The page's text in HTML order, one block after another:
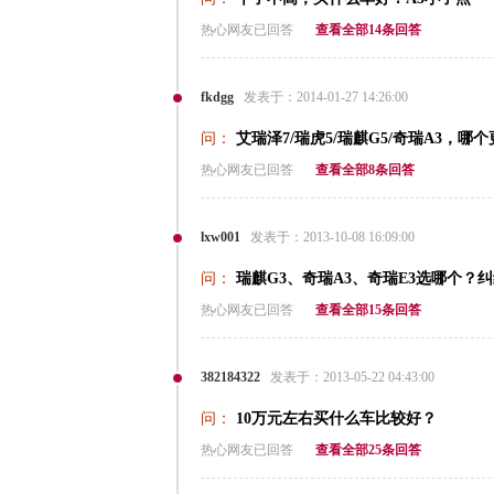
热心网友已回答 查看全部14条回答
fkdgg 发表于：2014-01-27 14:26:00
问： 艾瑞泽7/瑞虎5/瑞麒G5/奇瑞A3，哪个
热心网友已回答 查看全部8条回答
lxw001 发表于：2013-10-08 16:09:00
问： 瑞麒G3、奇瑞A3、奇瑞E3选哪个？纠
热心网友已回答 查看全部15条回答
382184322 发表于：2013-05-22 04:43:00
问： 10万元左右买什么车比较好？
热心网友已回答 查看全部25条回答